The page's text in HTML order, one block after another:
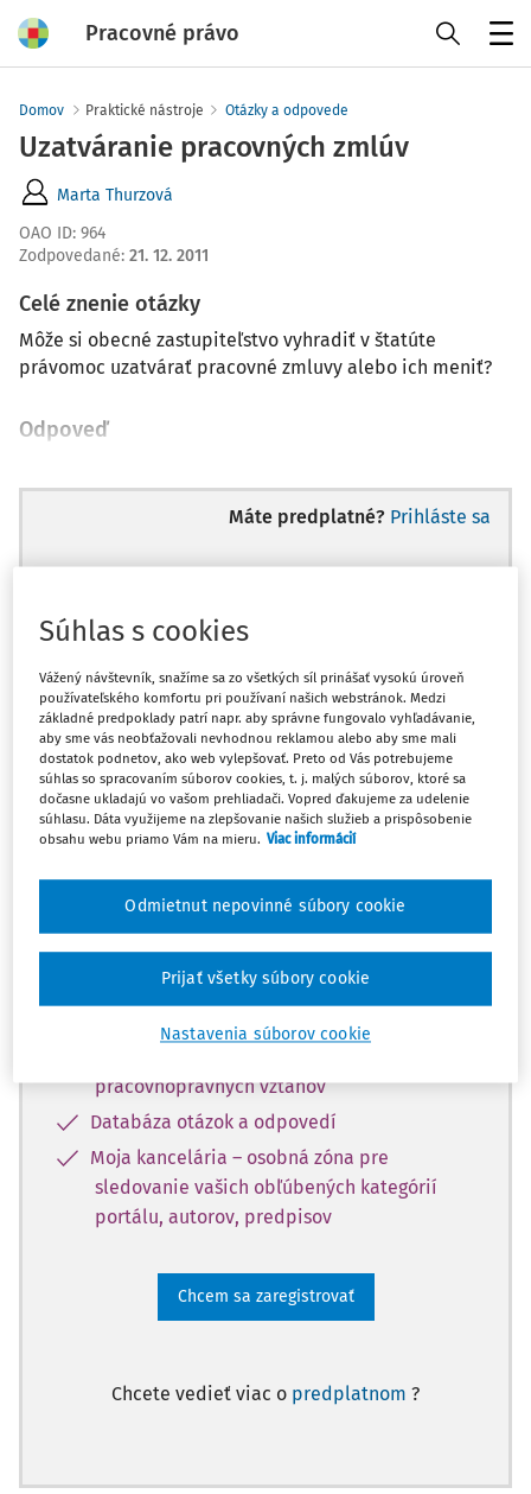
Pracovné právo
Domov Praktické nástroje Otázky a odpovede
Uzatváranie pracovných zmlúv
Marta Thurzová
OAO ID: 964
Zodpovedané: 21. 12. 2011
Celé znenie otázky
Môže si obecné zastupiteľstvo vyhradiť v štatúte
právomoc uzatvárať pracovné zmluvy alebo ich meniť?
Odpoveď
Máte predplatné? Prihláste sa
začiatok...
Celý odborný obsah z tejto oblasti je
dostupný predplatiteľom portálu.
sa len zaregistrovať.
Vďaka registrácii získate prístup aj k
vybranému obsahu:
pracovnoprávnych vzťahov
Databáza otázok a odpovedí
Moja kancelária – osobná zóna pre
sledovanie vašich obľúbených kategórií
portálu, autorov, predpisov
Chcem sa zaregistrovať
Chcete vedieť viac o predplatnom ?
Súhlas s cookies
Vážený návštevník, snažíme sa zo všetkých síl prinášať vysokú úroveň
používateľského komfortu pri používaní našich webstránok. Medzi
základné predpoklady patrí napr. aby správne fungovalo vyhľadávanie,
aby sme vás neobťažovali nevhodnou reklamou alebo aby sme mali
dostatok podnetov, ako web vylepšovať. Preto od Vás potrebujeme
súhlas so spracovaním súborov cookies, t. j. malých súborov, ktoré sa
dočasne ukladajú vo vašom prehliadači. Vopred ďakujeme za udelenie
súhlasu. Dáta využijeme na zlepšovanie našich služieb a prispôsobenie
obsahu webu priamo Vám na mieru. Viac informácií
Nastavenia súborov cookie
Odmietnut nepovinné súbory cookie
Prijať všetky súbory cookie